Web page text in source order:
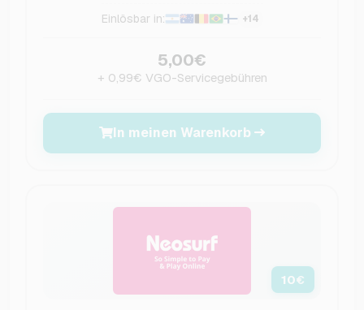
Einlösbar in: +14
5,00€
+ 0,99€ VGO-Servicegebühren
In meinen Warenkorb
10€